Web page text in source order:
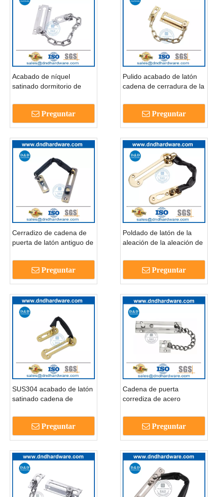
Acabado de níquel
satinado dormitorio de
hardware-dddg005
Preguntar
Pulido acabado de latón
cadena de cerradura de la
puerta y ventana-dddg005
Preguntar
Cerradizo de cadena de
puerta de latón antiguo de
edificios de hotel-
DDDG004Preguntar
Poldado de latón de la
aleación de la aleación de
de la puerta del hardware
del hardware-DDDG003
Preguntar
SUS304 acabado de latón
satinado cadena de
estilo moden-dddg003
Preguntar
Cadena de puerta
corrediza de acero
superficie de seguridad-
DDDG010Preguntar